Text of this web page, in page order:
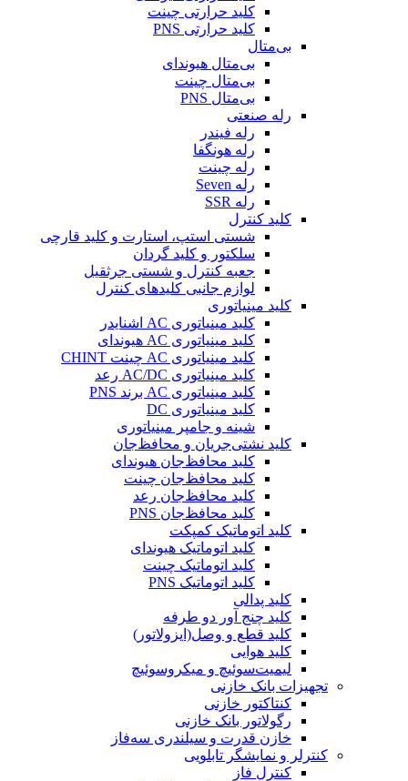
کلید حرارتی چینت
کلید حرارتی PNS
بی‌متال
بی‌متال هیوندای
بی‌متال چینت
بی‌متال PNS
رله صنعتی
رله فیندر
رله هونگفا
رله چینت
رله Seven
رله SSR
کلید کنترل
شستی استپ، استارت و کلید قارچی
سلکتور و کلید گردان
جعبه کنترل و شستی جرثقیل
لوازم جانبی کلیدهای کنترل
کلید مینیاتوری
کلید مینیاتوری AC اشنایدر
کلید مینیاتوری AC هیوندای
کلید مینیاتوری AC چینت CHINT
کلید مینیاتوری AC/DC رعد
کلید مینیاتوری AC برند PNS
کلید مینیاتوری DC
شینه و جامپر مینیاتوری
کلید نشتی‌جریان و محافظ‌جان
کلید محافظ‌جان هیوندای
کلید محافظ‌جان چینت
کلید محافظ‌جان رعد
کلید محافظ‌جان PNS
کلید اتوماتیک کمپکت
کلید اتوماتیک هیوندای
کلید اتوماتیک چینت
کلید اتوماتیک PNS
کلید پدالی
کلید چنج آور دو طرفه
کلید قطع و وصل(ایزولاتور)
کلید هوایی
لیمیت‌سوئیچ و میکروسوئیچ
تجهیزات بانک خازنی
کنتاکتور خازنی
رگولاتور بانک خازنی
خازن قدرت و سیلندری سه‌فاز
کنترلر و نمایشگر تابلویی
کنترل فاز